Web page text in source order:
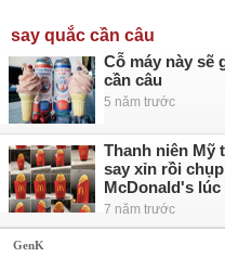
say quắc cần câu
Cỗ máy này sẽ
cần câu
5 năm trước
Thanh niên Mỹ
say xỉn rồi
McDonald's lúc
7 năm trước
GenK